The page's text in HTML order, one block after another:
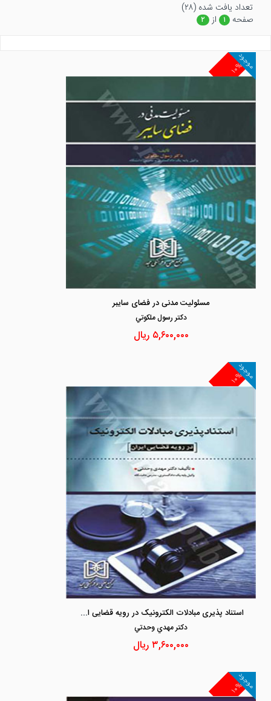
تعداد يافت شده (۲۸)
صفحه
۱ از ۲
۱۰%
موجود
مسئولیت مدنی در فضای سایبر
دكتر رسول ملكوتي
۵,۶۰۰,۰۰۰ ریال
۱۰%
موجود
استناد پذیری مبادلات الکترونیک در رویه قضایی ایران
دكتر مهدي وحدتي
۳,۶۰۰,۰۰۰ریال
۱۰%
موجود